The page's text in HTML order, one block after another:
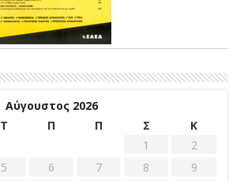
Αύγουστος 2026
Τ Π Π Σ
Κ
1
2
5 6 7 8
9